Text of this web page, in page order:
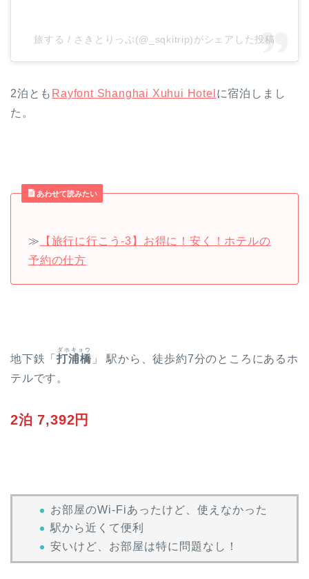
旅する / さきとりっぷ(@_sqkitrip)がシェアした投稿
2泊とも Rayfont Shanghai Xuhui Hotel に宿泊しまし
た。
あわせて読みたい
≫
【旅行に行こう-3】お得に！安く！ホテルの
予約の仕方
地下鉄「打浦橋
ダホキョウ
」 駅から、徒歩約7分のところにあるホ
テルです。
2泊 7,392円
お部屋のWi-Fiあったけど、使えなかった
駅から近くて便利
安いけど、お部屋は特に問題なし！